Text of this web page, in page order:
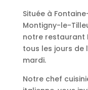
Située à
Montigny-le-
notre restaurant
tous les jours de
mardi.
Notre chef